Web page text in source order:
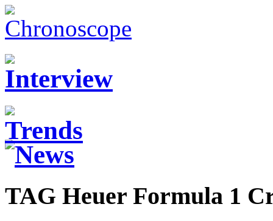
TAG Heuer Formula 1